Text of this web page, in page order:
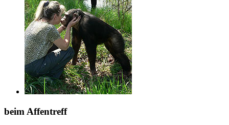
beim Affentreff